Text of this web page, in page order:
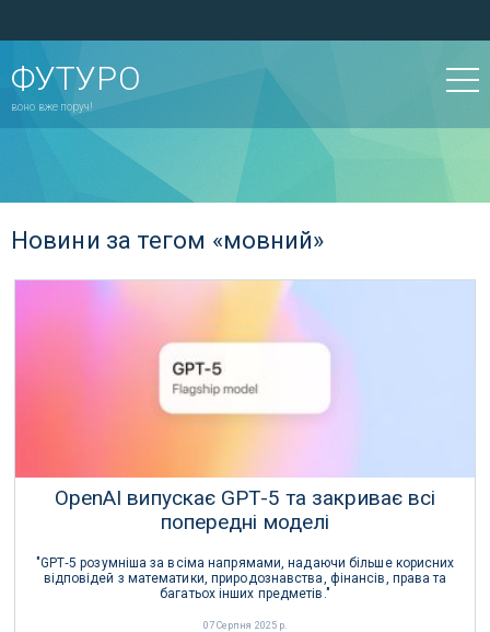
ФУТУРО
воно вже поруч!
Новини за тегом «мовний»
OpenAI випускає GPT-5 та закриває всі
попередні моделі
"GPT‑5 розумніша за всіма напрямами, надаючи більше корисних
відповідей з математики, природознавства, фінансів, права та
багатьох інших предметів."
07 Серпня 2025 р.